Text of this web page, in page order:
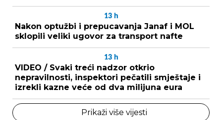
13 h
Nakon optužbi i prepucavanja Janaf i MOL
sklopili veliki ugovor za transport nafte
13 h
VIDEO / Svaki treći nadzor otkrio
nepravilnosti, inspektori pečatili smještaje i
izrekli kazne veće od dva milijuna eura
Prikaži više vijesti